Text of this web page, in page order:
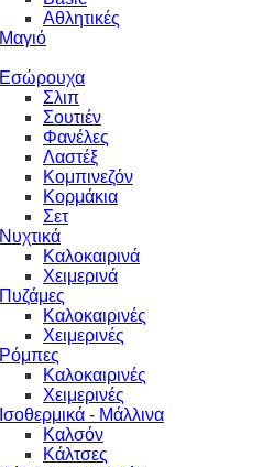
Αθλητικές
Μαγιό
Εσώρουχα
Σλιπ
Σουτιέν
Φανέλες
Λαστέξ
Κομπινεζόν
Κορμάκια
Σετ
Νυχτικά
Καλοκαιρινά
Χειμερινά
Πυζάμες
Καλοκαιρινές
Χειμερινές
Ρόμπες
Καλοκαιρινές
Χειμερινές
Ισοθερμικά - Μάλλινα
Καλσόν
Κάλτσες